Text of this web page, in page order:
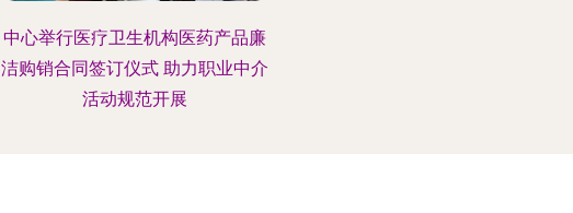
中心举行医疗卫生机构医药产品廉
洁购销合同签订仪式 助力职业中介
活动规范开展